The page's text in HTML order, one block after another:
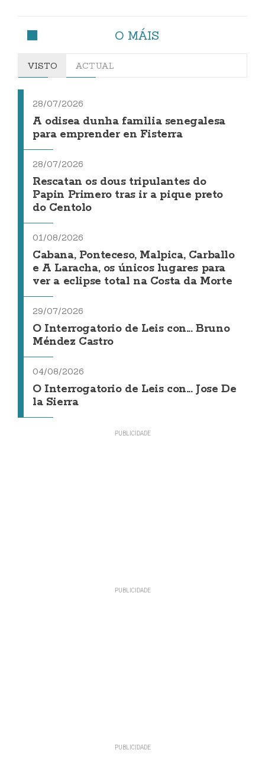
O MÁIS
VISTO ACTUAL
28/07/2026
A odisea dunha familia senegalesa
para emprender en Fisterra
28/07/2026
Rescatan os dous tripulantes do
Papin Primero tras ir a pique preto
do Centolo
01/08/2026
Cabana, Ponteceso, Malpica, Carballo
e A Laracha, os únicos lugares para
ver a eclipse total na Costa da Morte
29/07/2026
O Interrogatorio de Leis con... Bruno
Méndez Castro
04/08/2026
O Interrogatorio de Leis con... Jose De
la Sierra